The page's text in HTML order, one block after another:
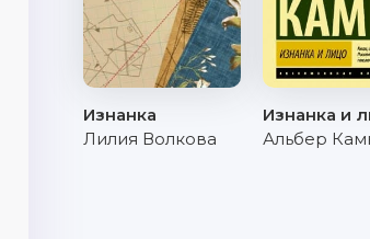
Изнанка
Лилия Волкова
Изнанка и
Альбер